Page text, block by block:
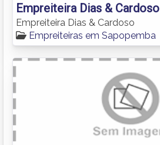
Empreiteira Dias & Cardoso
Empreiteira Dias & Cardoso
Empreiteiras em Sapopemba